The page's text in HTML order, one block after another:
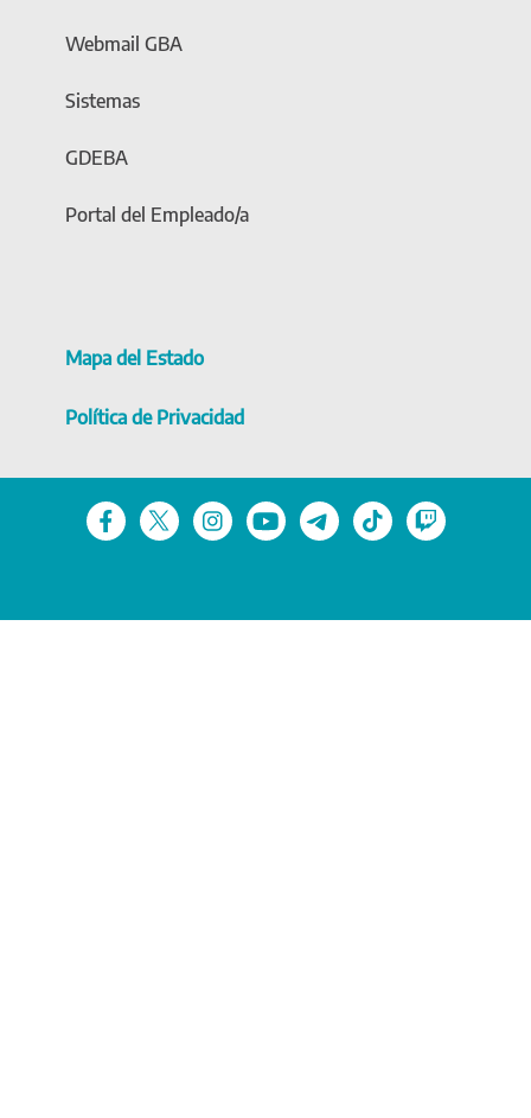
Webmail GBA
Sistemas
GDEBA
Portal del Empleado/a
Mapa del Estado
Política de Privacidad